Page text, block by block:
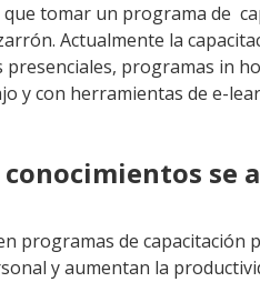
tomar un programa de
Actualmente la
programas in
y con herramientas de e-
se
programas de capacitación
y aumentan la